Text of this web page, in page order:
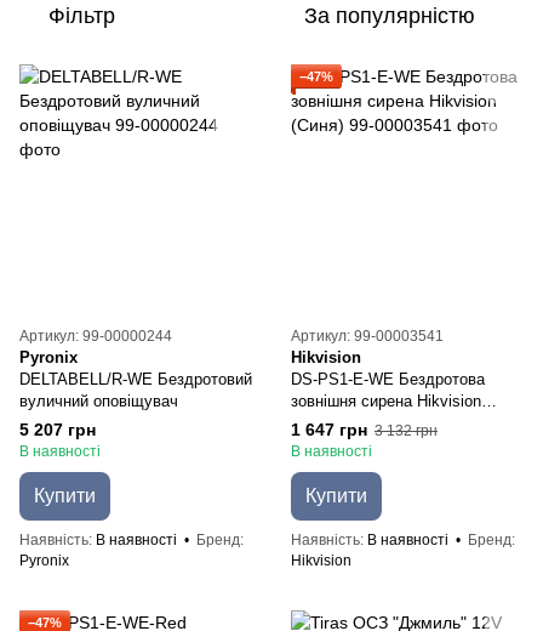
Фільтр За популярністю
Артикул: 99-00000244
Pyronix
DELTABELL/R-WE Бездротовий
вуличний оповіщувач
5 207 грн
В наявності
Купити
Наявність В наявності
Бренд
Pyronix
−47%
Артикул: 99-00003541
Hikvision
DS-PS1-E-WE Бездротова
зовнішня сирена Hikvision
(Синя)
1 647 грн 3 132 грн
В наявності
Купити
Наявність В наявності
Бренд
Hikvision
−47%